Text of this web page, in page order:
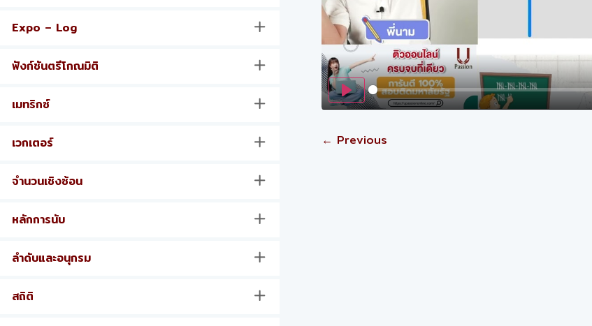
Expo – Log
ฟังก์ชันตรีโกณมิติ
เมทริกซ์
เวกเตอร์
จำนวนเชิงซ้อน
หลักการนับ
ลำดับและอนุกรม
สถิติ
Play
← Previous